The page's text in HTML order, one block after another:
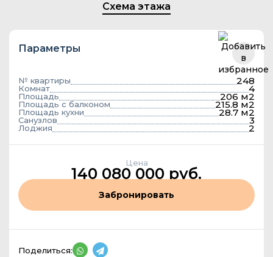
Схема этажа
Параметры
№ квартиры 248
Комнат 4
Площадь 206 м2
Площадь с балконом 215.8 м2
Площадь кухни 28.7 м2
Санузлов 3
Лоджия 2
Цена
140 080 000 руб.
Забронировать
Поделиться: